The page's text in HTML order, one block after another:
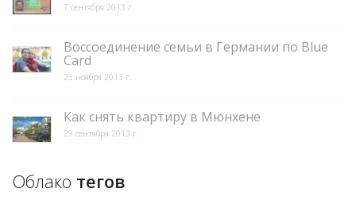
7 сентября 2013 г.
Воссоединение семьи в Германии по Blue
Card
23 ноября 2013 г.
Как снять квартиру в Мюнхене
29 сентября 2013 г.
Облако тегов